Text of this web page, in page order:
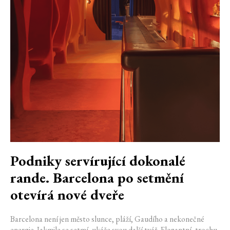
Podniky servírující dokonalé
rande. Barcelona po setmění
otevírá nové dveře
Barcelona není jen město slunce, pláží, Gaudího a nekonečné